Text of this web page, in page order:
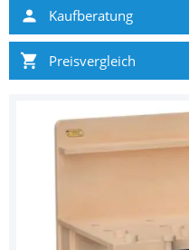
Kaufberatung
Preisvergleich